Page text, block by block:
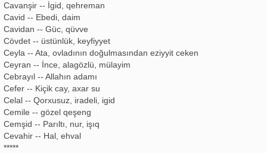
Cavanşir -- İgid, qehreman
Cavid -- Ebedi, daim
Cavidan -- Güc, qüvve
Cövdet -- üstünlük, keyfiyyet
Ceyla -- Ata, ovladının doğulmasından eziyyit ceken
Ceyran -- İnce, alagözlü, mülayim
Cebrayıl -- Allahın adamı
Cefer -- Kiçik cay, axar su
Celal -- Qorxusuz, iradeli, igid
Cemile -- gözel qeşeng
Cemşid -- Parıltı, nur, işıq
Cevahir -- Hal, ehval
*****